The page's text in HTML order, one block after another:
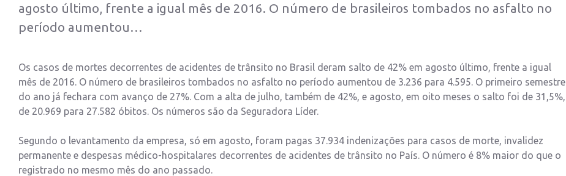
agosto último, frente a igual mês de 2016. O número de brasileiros tombados no asfalto no
período aumentou…
Os casos de mortes decorrentes de acidentes de trânsito no Brasil deram salto de 42% em agosto último, frente a igual
mês de 2016. O número de brasileiros tombados no asfalto no período aumentou de 3.236 para 4.595. O primeiro semestre
do ano já fechara com avanço de 27%. Com a alta de julho, também de 42%, e agosto, em oito meses o salto foi de 31,5%,
de 20.969 para 27.582 óbitos. Os números são da Seguradora Líder.
Segundo o levantamento da empresa, só em agosto, foram pagas 37.934 indenizações para casos de morte, invalidez
permanente e despesas médico-hospitalares decorrentes de acidentes de trânsito no País. O número é 8% maior do que o
registrado no mesmo mês do ano passado.